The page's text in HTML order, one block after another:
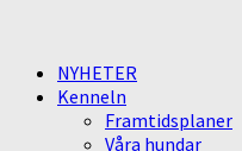
NYHETER
Kenneln
Framtidsplaner
Våra hundar